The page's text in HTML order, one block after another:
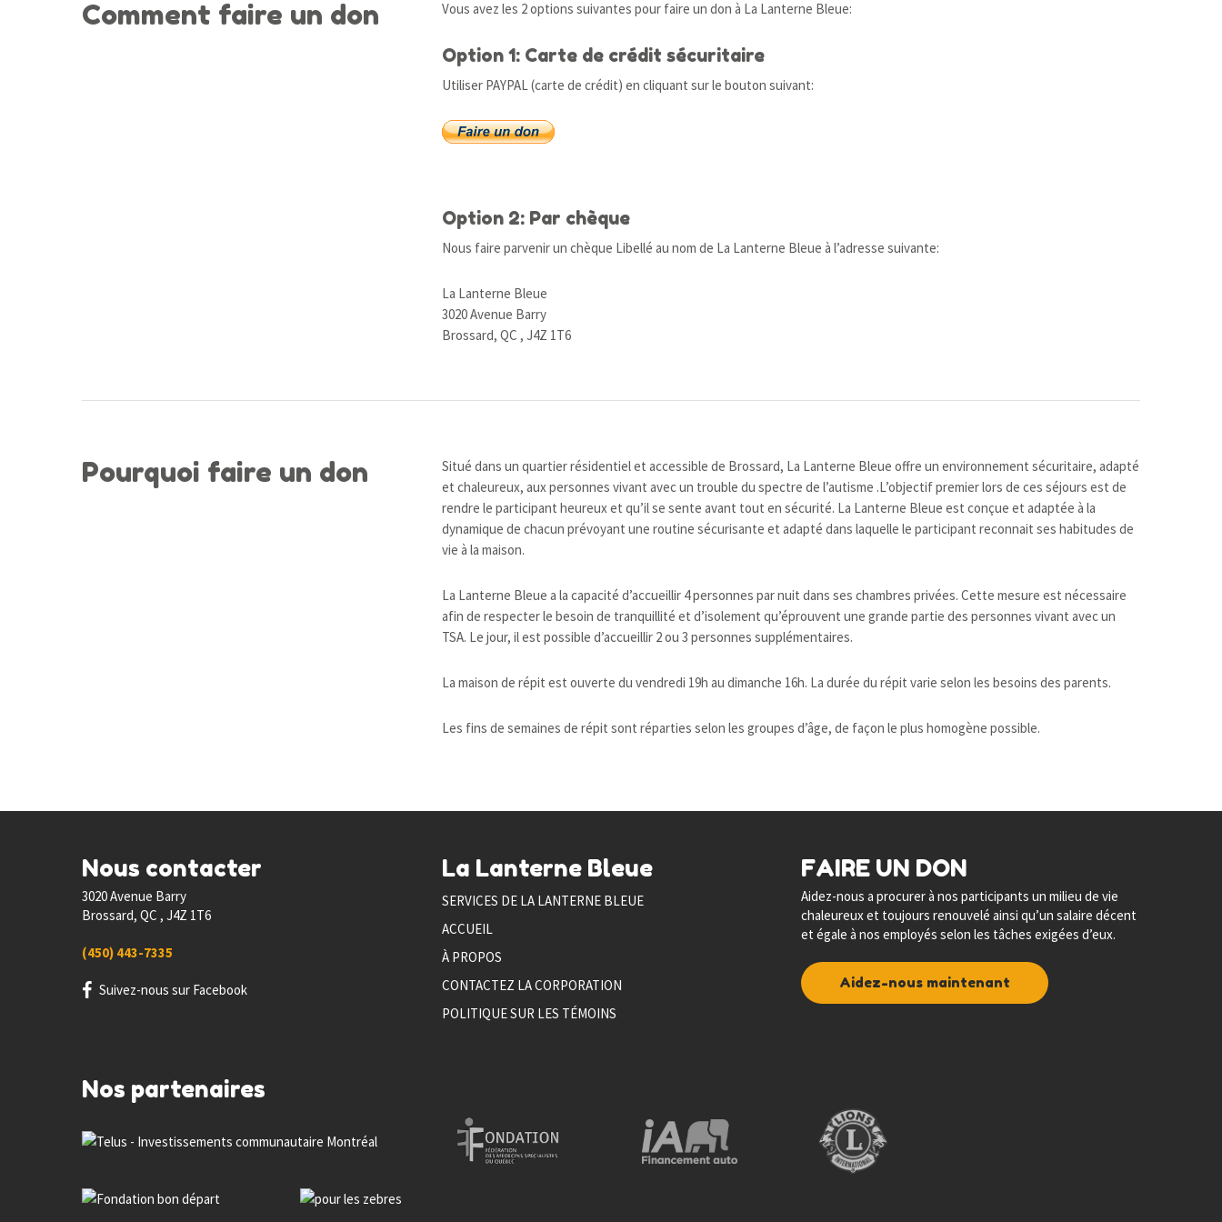
Comment faire un don Vous avez les 2 options suivantes pour faire un don à La Lanterne Bleue:
Option 1: Carte de crédit sécuritaire
Utiliser PAYPAL (carte de crédit) en cliquant sur le bouton suivant:
Option 2: Par chèque
Nous faire parvenir un chèque Libellé au nom de La Lanterne Bleue à l’adresse suivante:
La Lanterne Bleue
3020 Avenue Barry
Brossard, QC , J4Z 1T6
Pourquoi faire un don
Situé dans un quartier résidentiel et accessible de Brossard, La Lanterne Bleue offre un environnement sécuritaire, adapté
et chaleureux, aux personnes vivant avec un trouble du spectre de l’autisme .L’objectif premier lors de ces séjours est de
rendre le participant heureux et qu’il se sente avant tout en sécurité. La Lanterne Bleue est conçue et adaptée à la
dynamique de chacun prévoyant une routine sécurisante et adapté dans laquelle le participant reconnait ses habitudes de
vie à la maison.
La Lanterne Bleue a la capacité d’accueillir 4 personnes par nuit dans ses chambres privées. Cette mesure est nécessaire
afin de respecter le besoin de tranquillité et d’isolement qu’éprouvent une grande partie des personnes vivant avec un
TSA. Le jour, il est possible d’accueillir 2 ou 3 personnes supplémentaires.
La maison de répit est ouverte du vendredi 19h au dimanche 16h. La durée du répit varie selon les besoins des parents.
Les fins de semaines de répit sont réparties selon les groupes d’âge, de façon le plus homogène possible.
Nous contacter
3020 Avenue Barry
Brossard, QC , J4Z 1T6
(450) 443-7335
Suivez-nous sur Facebook
La Lanterne Bleue
SERVICES DE LA LANTERNE BLEUE
ACCUEIL
À PROPOS
CONTACTEZ LA CORPORATION
POLITIQUE SUR LES TÉMOINS
FAIRE UN DON
Aidez-nous a procurer à nos participants un milieu de vie
chaleureux et toujours renouvelé ainsi qu’un salaire décent
et égale à nos employés selon les tâches exigées d’eux.
Aidez-nous maintenant
Nos partenaires